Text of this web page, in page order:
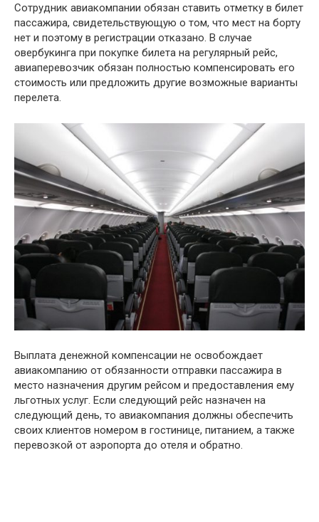
Сотрудник авиакомпании обязан ставить отметку в билет
пассажира, свидетельствующую о том, что мест на борту
нет и поэтому в регистрации отказано. В случае
овербукинга при покупке билета на регулярный рейс,
авиаперевозчик обязан полностью компенсировать его
стоимость или предложить другие возможные варианты
перелета.
Выплата денежной компенсации не освобождает
авиакомпанию от обязанности отправки пассажира в
место назначения другим рейсом и предоставления ему
льготных услуг. Если следующий рейс назначен на
следующий день, то авиакомпания должны обеспечить
своих клиентов номером в гостинице, питанием, а также
перевозкой от аэропорта до отеля и обратно.